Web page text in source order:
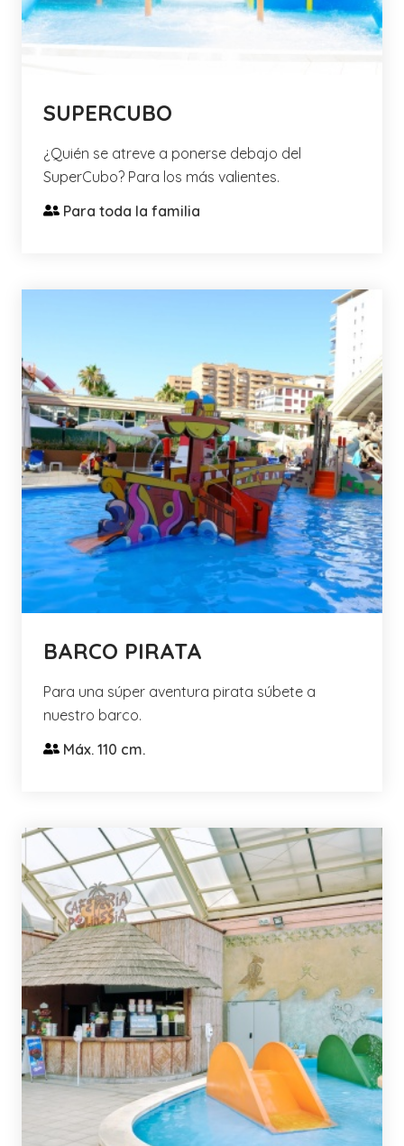
SUPERCUBO
¿Quién se atreve a ponerse debajo del
SuperCubo? Para los más valientes.
Para toda la familia
BARCO PIRATA
Para una súper aventura pirata súbete a
nuestro barco.
Máx. 110 cm.